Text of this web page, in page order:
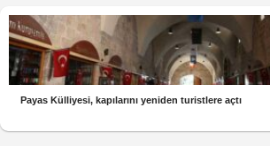
Payas Külliyesi, kapılarını yeniden turistlere açtı